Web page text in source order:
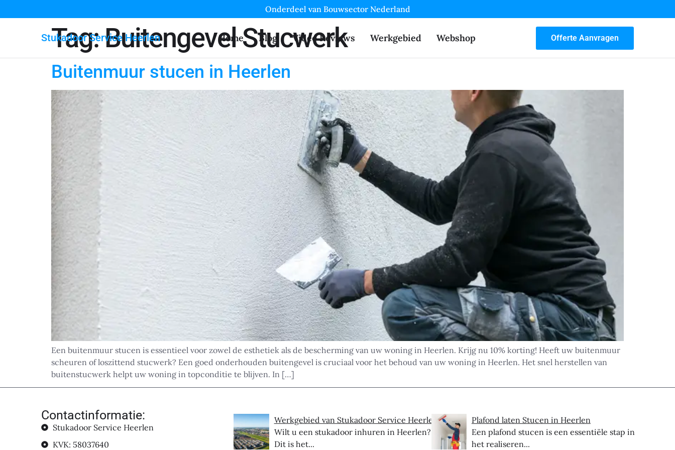
Onderdeel van Bouwsector Nederland
Stukadoor Service Heerlen Home Blog Video Reviews Werkgebied Webshop Offerte Aanvragen
Tag:Buitengevel Stucwerk
Buitenmuur stucen in Heerlen
Een buitenmuur stucen is essentieel voor zowel de esthetiek als de bescherming van uw woning in Heerlen. Krijg nu 10% korting! Heeft uw buitenmuur
scheuren of loszittend stucwerk? Een goed onderhouden buitengevel is cruciaal voor het behoud van uw woning in Heerlen. Het snel herstellen van
buitenstucwerk helpt uw woning in topconditie te blijven. In […]
Contactinformatie:
Stukadoor Service Heerlen
KVK: 58037640
Werkgebied van Stukadoor Service Heerlen
Wilt u een stukadoor inhuren in Heerlen?
Dit is het...
Plafond laten Stucen in Heerlen
Een plafond stucen is een essentiële stap in
het realiseren...